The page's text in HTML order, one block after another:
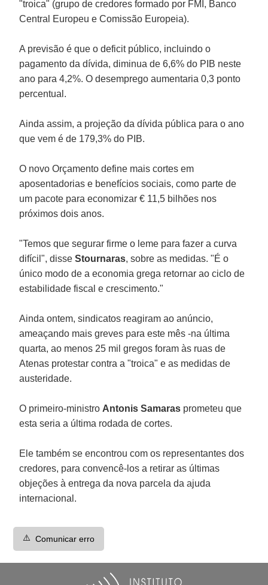
"troica" (grupo de credores formado por FMI, Banco
Central Europeu e Comissão Europeia).
A previsão é que o deficit público, incluindo o
pagamento da dívida, diminua de 6,6% do PIB neste
ano para 4,2%. O desemprego aumentaria 0,3 ponto
percentual.
Ainda assim, a projeção da dívida pública para o ano
que vem é de 179,3% do PIB.
O novo Orçamento define mais cortes em
aposentadorias e benefícios sociais, como parte de
um pacote para economizar € 11,5 bilhões nos
próximos dois anos.
"Temos que segurar firme o leme para fazer a curva
difícil", disseStournaras, sobre as medidas. "É o
único modo de a economia grega retornar ao ciclo de
estabilidade fiscal e crescimento."
Ainda ontem, sindicatos reagiram ao anúncio,
ameaçando mais greves para este mês -na última
quarta, ao menos 25 mil gregos foram às ruas de
Atenas protestar contra a "troica" e as medidas de
austeridade.
O primeiro-ministro Antonis Samaras prometeu que
esta seria a última rodada de cortes.
Ele também se encontrou com os representantes dos
credores, para convencê-los a retirar as últimas
objeções à entrega da nova parcela da ajuda
internacional.
⚠️ Comunicar erro